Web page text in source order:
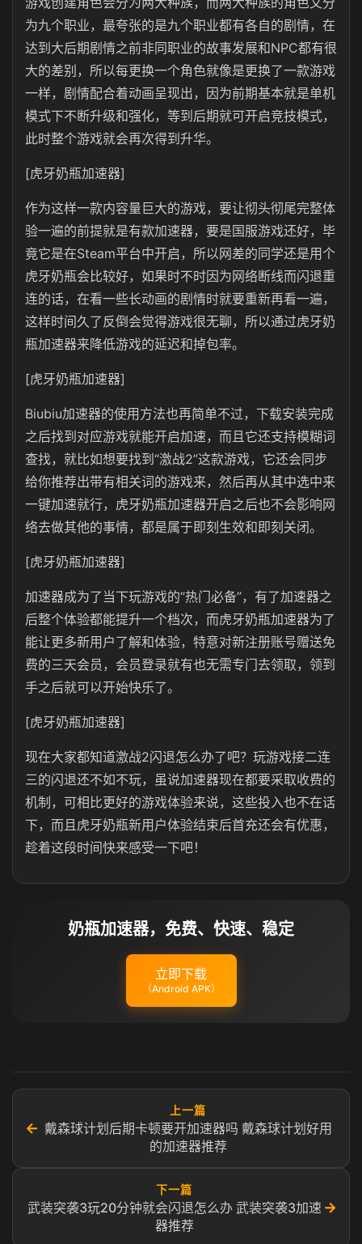
为九个职业，最夸张的是九个职业都有各自的剧情，在
达到大后期剧情之前非同职业的故事发展和NPC都有很
大的差别，所以每更换一个角色就像是更换了一款游戏
一样，剧情配合着动画呈现出，因为前期基本就是单机
模式下不断升级和强化，等到后期就可开启竞技模式，
此时整个游戏就会再次得到升华。
[虎牙奶瓶加速器]
作为这样一款内容量巨大的游戏，要让彻头彻尾完整体
验一遍的前提就是有款加速器，要是国服游戏还好，毕
竟它是在Steam平台中开启，所以网差的同学还是用个
虎牙奶瓶会比较好，如果时不时因为网络断线而闪退重
连的话，在看一些长动画的剧情时就要重新再看一遍，
这样时间久了反倒会觉得游戏很无聊，所以通过虎牙奶
瓶加速器来降低游戏的延迟和掉包率。
[虎牙奶瓶加速器]
Biubiu加速器的使用方法也再简单不过，下载安装完成
之后找到对应游戏就能开启加速，而且它还支持模糊词
查找，就比如想要找到“激战2”这款游戏，它还会同步
给你推荐出带有相关词的游戏来，然后再从其中选中来
一键加速就行，虎牙奶瓶加速器开启之后也不会影响网
络去做其他的事情，都是属于即刻生效和即刻关闭。
[虎牙奶瓶加速器]
加速器成为了当下玩游戏的“热门必备”，有了加速器之
后整个体验都能提升一个档次，而虎牙奶瓶加速器为了
能让更多新用户了解和体验，特意对新注册账号赠送免
费的三天会员，会员登录就有也无需专门去领取，领到
手之后就可以开始快乐了。
[虎牙奶瓶加速器]
现在大家都知道激战2闪退怎么办了吧？玩游戏接二连
三的闪退还不如不玩，虽说加速器现在都要采取收费的
机制，可相比更好的游戏体验来说，这些投入也不在话
下，而且虎牙奶瓶新用户体验结束后首充还会有优惠，
趁着这段时间快来感受一下吧！
奶瓶加速器，免费、快速、稳定
立即下载
（Android APK）
←
上一篇
戴森球计划后期卡顿要开加速器吗 戴森球计划好用
的加速器推荐
下一篇
武装突袭3玩20分钟就会闪退怎么办 武装突袭3加速
器推荐
→